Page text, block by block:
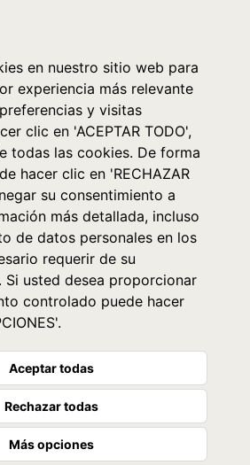
en nuestro sitio web para
experiencia más relevante
y visitas
clic en 'ACEPTAR TODO',
todas las cookies. De forma
hacer clic en 'RECHAZAR
su consentimiento a
más detallada, incluso
de datos personales en los
requerir de su
Si usted desea proporcionar
controlado puede hacer
Aceptar todas
Rechazar todas
Más opciones